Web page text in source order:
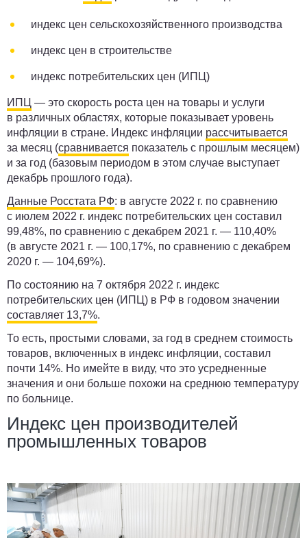
индекс цен сельскохозяйственного производства
индекс цен в строительстве
индекс потребительских цен (ИПЦ)
ИПЦ — это скорость роста цен на товары и услуги
в различных областях, которые показывает уровень
инфляции в стране. Индекс инфляции рассчитывается
за месяц (сравнивается показатель с прошлым месяцем)
и за год (базовым периодом в этом случае выступает
декабрь прошлого года).
Данные Росстата РФ: в августе 2022 г. по сравнению
с июлем 2022 г. индекс потребительских цен составил
99,48%, по сравнению с декабрем 2021 г. — 110,40%
(в августе 2021 г. — 100,17%, по сравнению с декабрем
2020 г. — 104,69%).
По состоянию на 7 октября 2022 г. индекс
потребительских цен (ИПЦ) в РФ в годовом значении
составляет 13,7%.
То есть, простыми словами, за год в среднем стоимость
товаров, включенных в индекс инфляции, составил
почти 14%. Но имейте в виду, что это усредненные
значения и они больше похожи на среднюю температуру
по больнице.
Индекс цен производителей
промышленных товаров